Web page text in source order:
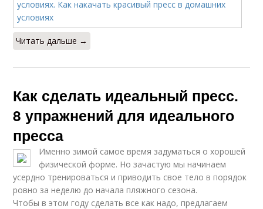
Читать дальше →
Как сделать идеальный пресс.
8 упражнений для идеального
пресса
Именно зимой самое время задуматься о хорошей
физической форме. Но зачастую мы начинаем
усердно тренироваться и приводить свое тело в порядок
ровно за неделю до начала пляжного сезона.
Чтобы в этом году сделать все как надо, предлагаем